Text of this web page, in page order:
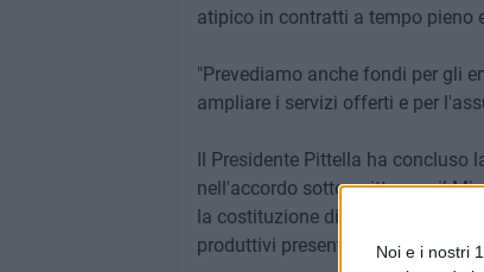
Noi e i nostri
atipico in contratti a tempo pieno
"Prevediamo anche fondi per gli
ampliare i servizi offerti e per
Il Presidente Pittella ha
nell'accordo sottoscritto con il
la costituzione di un gruppo di
produttivi presenti in Basilicata.